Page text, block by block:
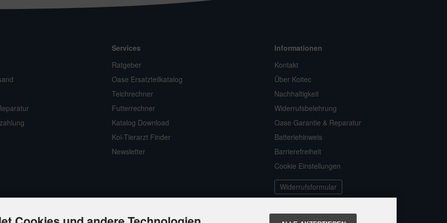
Services
Ratgeber
Oase Ersatzteilkatalog
Teichrechner
Futterrechner
Katalog Download
Koi-Tierarzt Finder
Newsletter
Informationen
Kontakt
Über Koitec
Nachhaltigkeit
Widerrufsbelehrung
Oase Garantie & Reparatur
Batteriehinweis
Barrierefreiheit
Cookie Einstellungen
Widerrufsformular